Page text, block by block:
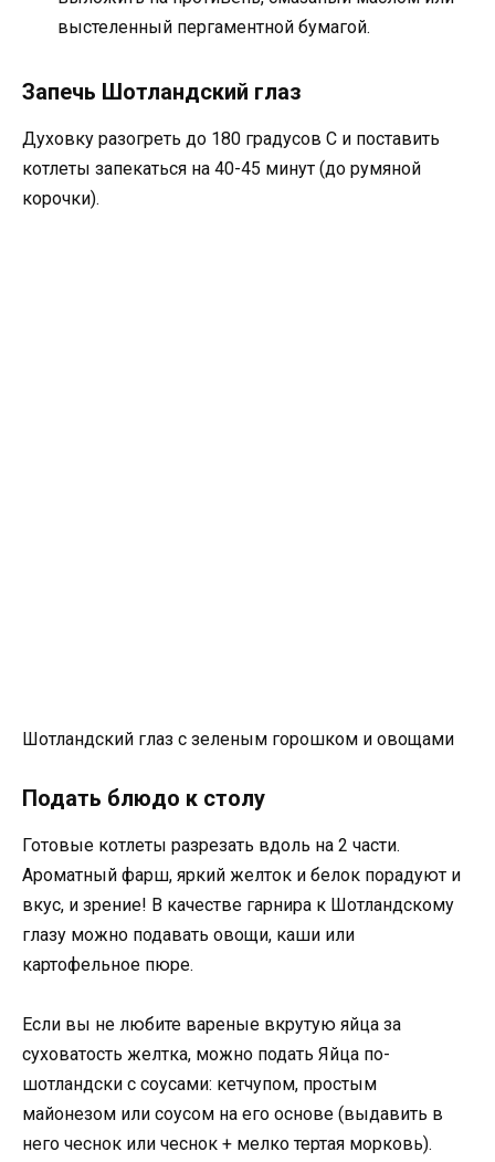
выстеленный пергаментной бумагой.
Запечь Шотландский глаз
Духовку разогреть до 180 градусов С и поставить
котлеты запекаться на 40-45 минут (до румяной
корочки).
Шотландский глаз с зеленым горошком и овощами
Подать блюдо к столу
Готовые котлеты разрезать вдоль на 2 части.
Ароматный фарш, яркий желток и белок порадуют и
вкус, и зрение! В качестве гарнира к Шотландскому
глазу можно подавать овощи, каши или
картофельное пюре.
Если вы не любите вареные вкрутую яйца за
суховатость желтка, можно подать Яйца по-
шотландски с соусами: кетчупом, простым
майонезом или соусом на его основе (выдавить в
него чеснок или чеснок + мелко тертая морковь).